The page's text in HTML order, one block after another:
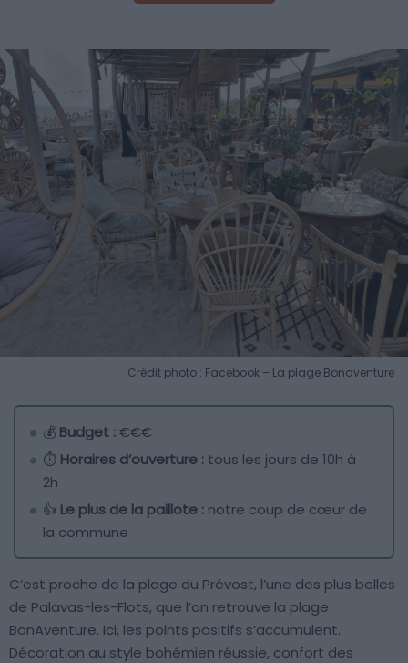
Crédit photo : Facebook – La plage Bonaventure
💰 Budget :€€€
⏱️ Horaires d’ouverture : tous les jours de 10h à
2h
👍 Le plus de la paillote : notre coup de cœur de
la commune
C’est proche de la plage du Prévost, l’une des plus belles
de Palavas-les-Flots, que l’on retrouve la plage
BonAventure. Ici, les points positifs s’accumulent.
Décoration au style bohémien réussie, confort des